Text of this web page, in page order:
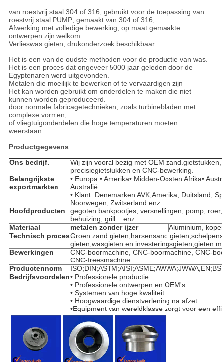
van roestvrij staal 304 of 316; gebruikt voor de toepassing van
roestvrij staal PUMP; gemaakt van 304 of 316;
Afwerking met volledige bewerking; op maat gemaakte
ontwerpen zijn welkom
Verlieswas gieten; drukonderzoek beschikbaar
Het is een van de oudste methoden voor de productie van was.
Het is een proces dat ongeveer 5000 jaar geleden door de
Egyptenaren werd uitgevonden.
Metalen die moeilijk te bewerken of te vervaardigen zijn
Het kan worden gebruikt om onderdelen te maken die niet
kunnen worden geproduceerd.
door normale fabricagetechnieken, zoals turbinebladen met
complexe vormen,
of vliegtuigonderdelen die hoge temperaturen moeten
weerstaan.
Productgegevens
Ons bedrijf.
Wij zijn vooral bezig met OEM zand.
precisiegietstukken en CNC-bewerking.
Belangrijkste
exportmarkten
• Europa • Amerika• Midden-Oosten Afrika•
Australië
• Klant: Denemarken AVK,Amerika, Duitsland,
Noorwegen, Zwitserland enz.
Hoofdproducten
gegoten bankpootjes, versnellingen, pomp,
behuizing, grill... enz.
Materiaal
metalen zonder ijzer
Aluminium,
Technisch procesGroen zand gieten,harsensand
gieten,wasgieten en investeringsgieten,gieten
Bewerkingen
CNC-boormachine, CNC-boormachine, CNC-
CNC-freesmachine
Productennorm
Bedrijfsvoordelen• Professionele productie
• Professionele ontwerpen en OEM's
• Systemen van hoge kwaliteit
• Hoogwaardige dienstverlening na afzet
•Equipment van wereldklasse zorgt voor een